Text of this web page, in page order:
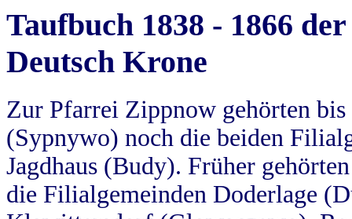
Taufbuch 1838 - 1866
Deutsch Krone
Zur Pfarrei Zippnow gehörten
(Sypnywo) noch die beiden
Jagdhaus (Budy). Früher
die Filialgemeinden Doderlage